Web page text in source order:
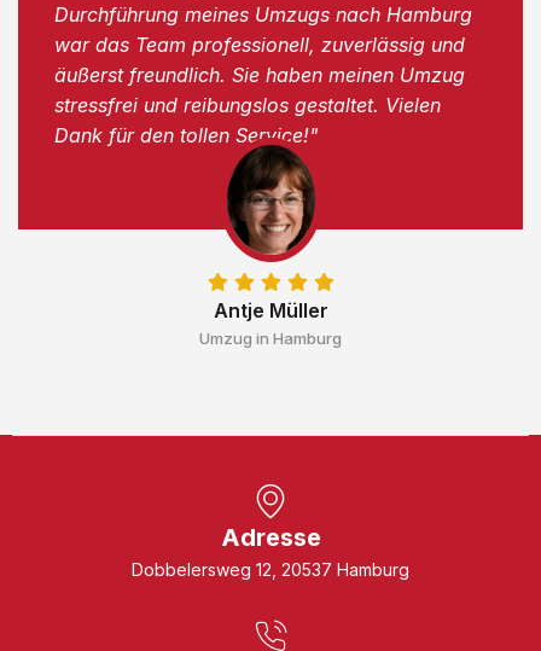
Antje Müller
Umzug in Hamburg
Durchführung meines Umzugs nach Hamburg
war das Team professionell, zuverlässig und
äußerst freundlich. Sie haben meinen Umzug
stressfrei und reibungslos gestaltet. Vielen
Dank für den tollen Service!"
Adresse
Dobbelersweg 12, 20537 Hamburg